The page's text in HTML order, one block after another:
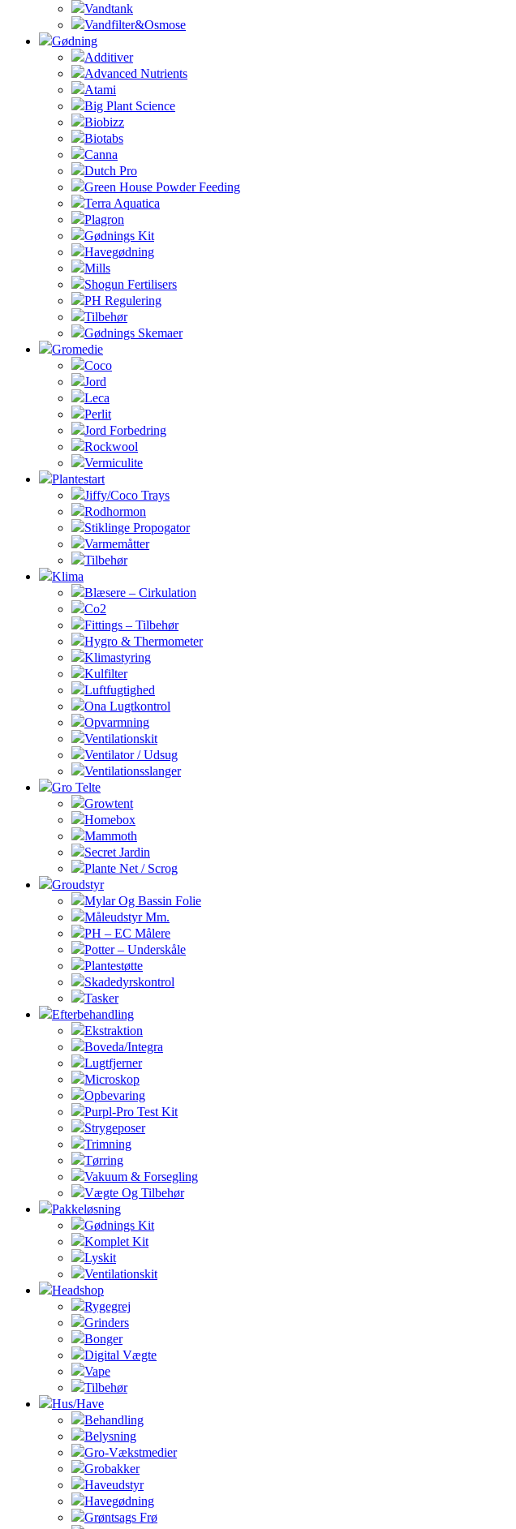
Vandtank
Vandfilter&Osmose
Gødning
Additiver
Advanced Nutrients
Atami
Big Plant Science
Biobizz
Biotabs
Canna
Dutch Pro
Green House Powder Feeding
Terra Aquatica
Plagron
Gødnings Kit
Havegødning
Mills
Shogun Fertilisers
PH Regulering
Tilbehør
Gødnings Skemaer
Gromedie
Coco
Jord
Leca
Perlit
Jord Forbedring
Rockwool
Vermiculite
Plantestart
Jiffy/Coco Trays
Rodhormon
Stiklinge Propogator
Varmemåtter
Tilbehør
Klima
Blæsere – Cirkulation
Co2
Fittings – Tilbehør
Hygro & Thermometer
Klimastyring
Kulfilter
Luftfugtighed
Ona Lugtkontrol
Opvarmning
Ventilationskit
Ventilator / Udsug
Ventilationsslanger
Gro Telte
Growtent
Homebox
Mammoth
Secret Jardin
Plante Net / Scrog
Groudstyr
Mylar Og Bassin Folie
Måleudstyr Mm.
PH – EC Målere
Potter – Underskåle
Plantestøtte
Skadedyrskontrol
Tasker
Efterbehandling
Ekstraktion
Boveda/Integra
Lugtfjerner
Microskop
Opbevaring
Purpl-Pro Test Kit
Strygeposer
Trimning
Tørring
Vakuum & Forsegling
Vægte Og Tilbehør
Pakkeløsning
Gødnings Kit
Komplet Kit
Lyskit
Ventilationskit
Headshop
Rygegrej
Grinders
Bonger
Digital Vægte
Vape
Tilbehør
Hus/Have
Behandling
Belysning
Gro-Vækstmedier
Grobakker
Haveudstyr
Havegødning
Grøntsags Frø